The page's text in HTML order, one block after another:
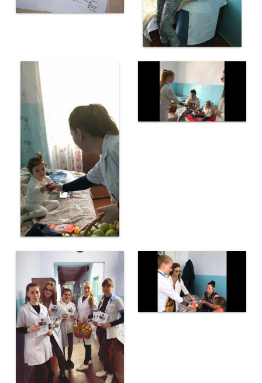
Nr.1
Nr2
Discipline
fundamentale
Discipline
reale
Discipline
socio-umane
Subdiviziunii
Contabilitate
Achiziții
Publice